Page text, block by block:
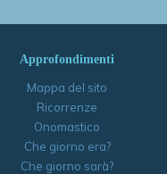
Approfondimenti
Mappa del sito
Ricorrenze
Onomastico
Che giorno era?
Che giorno sarà?